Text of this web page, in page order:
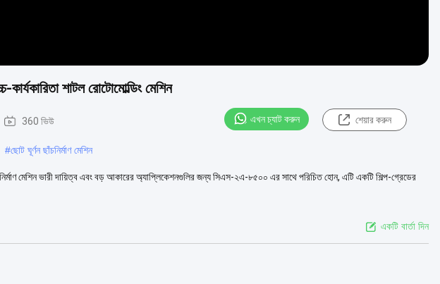
শাটল রোটোমোল্ডিং মেশিন
360 ভিউ এখন চ্যাট করুন শেয়ার করুন
#ছোট ঘূর্ণন ছাঁচনির্মাণ মেশিন
মেশিন ভারী দায়িত্ব এবং বড় আকারের অ্যাপ্লিকেশনগুলির জন্য সিএস-২এ-৮৫০০ এর সাথে পরিচিত হোন, এটি একটি শিল্প-গ্রেডের
একটি বার্তা দিন